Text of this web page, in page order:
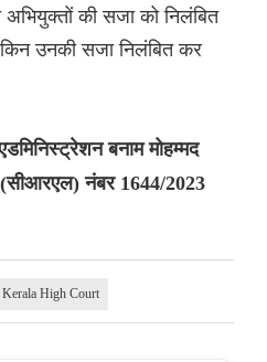
अभियुक्तों की सजा को निलंबित
उनकी सजा निलंबित कर
बनाम मोहम्मद
नंबर 1644/2023
Kerala High Court